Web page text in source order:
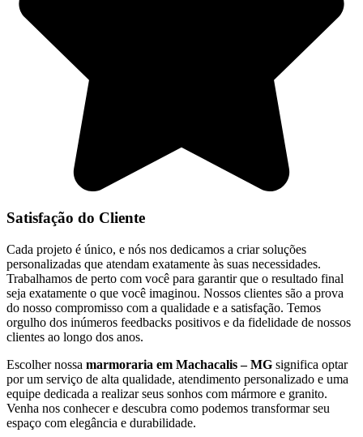
Satisfação do Cliente
Cada projeto é único, e nós nos dedicamos a criar soluções
personalizadas que atendam exatamente às suas necessidades.
Trabalhamos de perto com você para garantir que o resultado final
seja exatamente o que você imaginou. Nossos clientes são a prova
do nosso compromisso com a qualidade e a satisfação. Temos
orgulho dos inúmeros feedbacks positivos e da fidelidade de nossos
clientes ao longo dos anos.
Escolher nossa marmoraria em Machacalis – MG significa optar
por um serviço de alta qualidade, atendimento personalizado e uma
equipe dedicada a realizar seus sonhos com mármore e granito.
Venha nos conhecer e descubra como podemos transformar seu
espaço com elegância e durabilidade.